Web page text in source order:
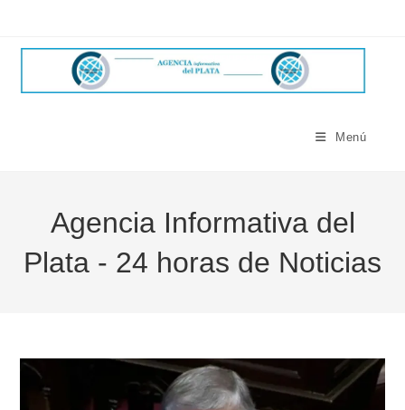
Menú
Agencia Informativa del
Plata - 24 horas de Noticias